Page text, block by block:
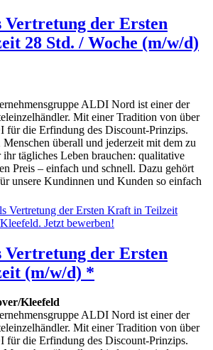
Vertretung der Ersten
28 Std. / Woche (m/w/d)
ALDI Nord ist einer der
Mit einer Tradition von über
für die Erfindung des Discount-Prinzips.
überall und jederzeit mit dem zu
tägliches Leben brauchen: qualitative
Preis – einfach und schnell. Dazu gehört
unsere Kundinnen und Kunden so einfach
Vertretung der Ersten
(m/w/d) *
Kleefeld
ALDI Nord ist einer der
Mit einer Tradition von über
für die Erfindung des Discount-Prinzips.